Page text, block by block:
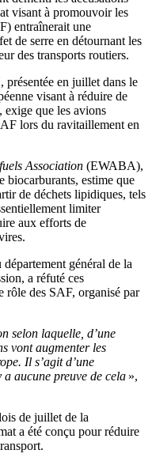
visant à promouvoir les
entraînerait une
de serre en détournant les
des transports routiers.
en juillet dans le
visant à réduire de
exige que les avions
lors du ravitaillement en
Association (EWABA),
biocarburants, estime que
de déchets lipidiques, tels
limiter
aux efforts de
général de la
a réfuté ces
rôle des SAF, organisé par
selon laquelle, d’une
vont augmenter les
Il s’agit d’une
aucune preuve de cela »,
de juillet de la
a été conçu pour réduire